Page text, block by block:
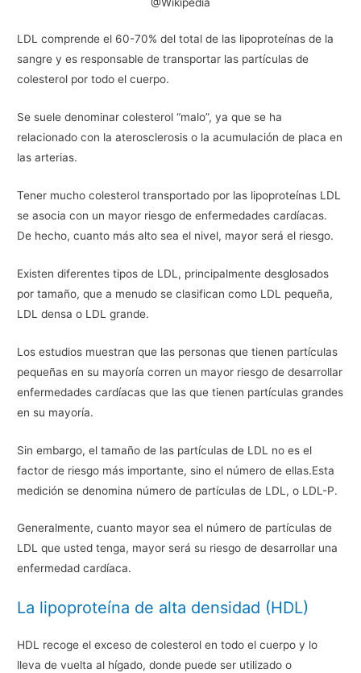
LDL comprende el 60-70% del total de las lipoproteínas de la
sangre y es responsable de transportar las partículas de
colesterol por todo el cuerpo.
Se suele denominar colesterol “malo”, ya que se ha
relacionado con la aterosclerosis o la acumulación de placa en
las arterias.
Tener mucho colesterol transportado por las lipoproteínas LDL
se asocia con un mayor riesgo de enfermedades cardíacas.
De hecho, cuanto más alto sea el nivel, mayor será el riesgo.
Existen diferentes tipos de LDL, principalmente desglosados
por tamaño, que a menudo se clasifican como LDL pequeña,
LDL densa o LDL grande.
Los estudios muestran que las personas que tienen partículas
pequeñas en su mayoría corren un mayor riesgo de desarrollar
enfermedades cardíacas que las que tienen partículas grandes
en su mayoría.
Sin embargo, el tamaño de las partículas de LDL no es el
factor de riesgo más importante, sino el número de ellas.Esta
medición se denomina número de partículas de LDL, o LDL-P.
Generalmente, cuanto mayor sea el número de partículas de
LDL que usted tenga, mayor será su riesgo de desarrollar una
enfermedad cardíaca.
La lipoproteína de alta densidad (HDL)
HDL recoge el exceso de colesterol en todo el cuerpo y lo
lleva de vuelta al hígado, donde puede ser utilizado o